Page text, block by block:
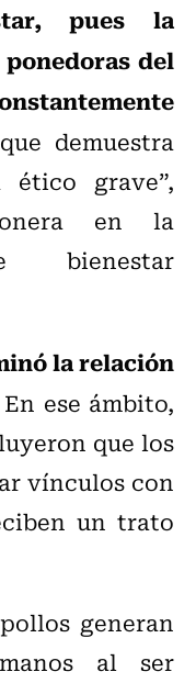
pues la
del
demuestra
grave”,
en la
bienestar
la relación
En ese ámbito,
que los
vínculos con
un trato
generan
al ser